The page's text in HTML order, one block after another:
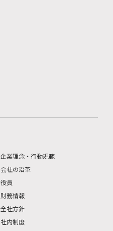
企業理念・行動規範
会社の沿革
役員
財務情報
全社方針
社内制度